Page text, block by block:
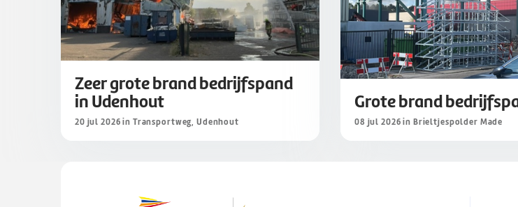
Zeer grote brand bedrijfspand
in Udenhout
20 jul 2026 in Transportweg, Udenhout
Grote brand
08 jul 2026 in Brieltjespolder Made